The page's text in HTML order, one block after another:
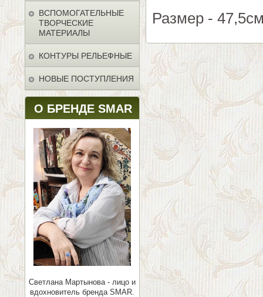
ВСПОМОГАТЕЛЬНЫЕ
ТВОРЧЕСКИЕ
МАТЕРИАЛЫ
КОНТУРЫ РЕЛЬЕФНЫЕ
НОВЫЕ ПОСТУПЛЕНИЯ
О БРЕНДЕ SMAR
Светлана Мартынова - лицо и
вдохновитель бренда SMAR.
Размер -